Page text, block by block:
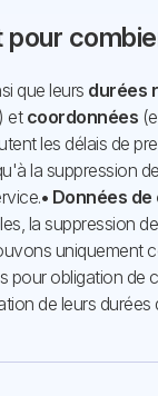
que leurs durées
et coordonnées
les délais de
la suppression
• Données
la suppression
uniquement
pour obligation de
de leurs